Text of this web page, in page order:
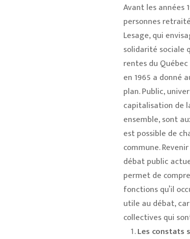
Avant les années
personnes
Lesage, qui
solidarité sociale
rentes du
en 1965 a donné
plan. Public,
capitalisation de
ensemble, sont
est possible de
commune.
débat public
permet de
fonctions qu’il
utile au débat,
collectives qui
Les constats